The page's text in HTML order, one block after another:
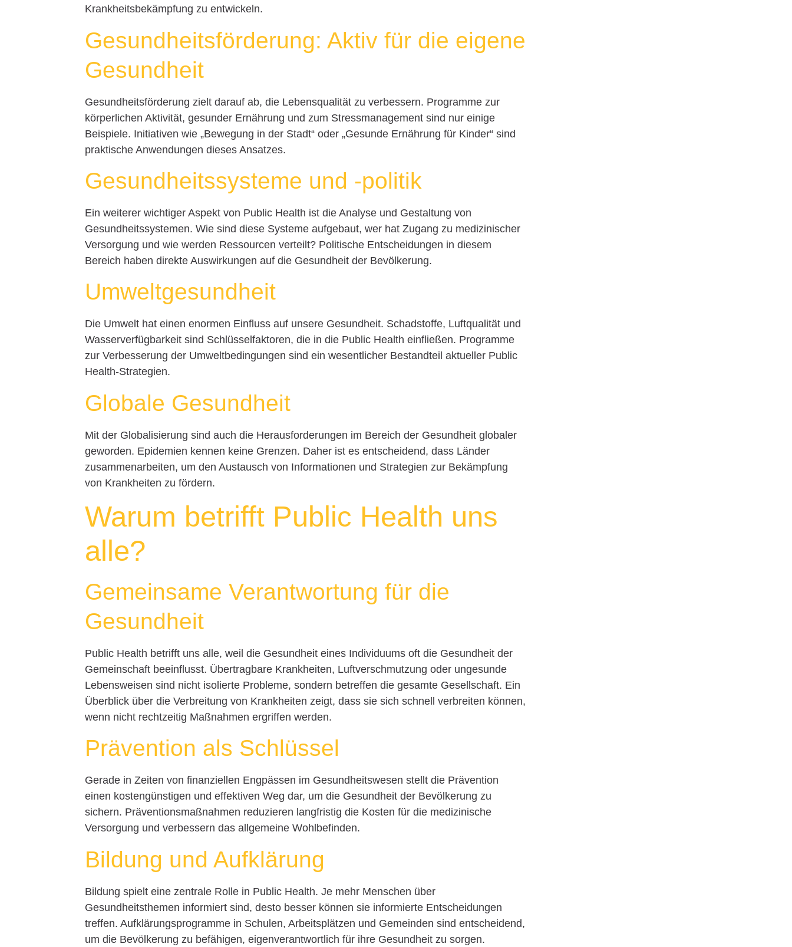
Krankheitsbekämpfung zu entwickeln.
Gesundheitsförderung: Aktiv für die eigene
Gesundheit
Gesundheitsförderung zielt darauf ab, die Lebensqualität zu verbessern. Programme zur
körperlichen Aktivität, gesunder Ernährung und zum Stressmanagement sind nur einige
Beispiele. Initiativen wie „Bewegung in der Stadt“ oder „Gesunde Ernährung für Kinder“ sind
praktische Anwendungen dieses Ansatzes.
Gesundheitssysteme und -politik
Ein weiterer wichtiger Aspekt von Public Health ist die Analyse und Gestaltung von
Gesundheitssystemen. Wie sind diese Systeme aufgebaut, wer hat Zugang zu medizinischer
Versorgung und wie werden Ressourcen verteilt? Politische Entscheidungen in diesem
Bereich haben direkte Auswirkungen auf die Gesundheit der Bevölkerung.
Umweltgesundheit
Die Umwelt hat einen enormen Einfluss auf unsere Gesundheit. Schadstoffe, Luftqualität und
Wasserverfügbarkeit sind Schlüsselfaktoren, die in die Public Health einfließen. Programme
zur Verbesserung der Umweltbedingungen sind ein wesentlicher Bestandteil aktueller Public
Health-Strategien.
Globale Gesundheit
Mit der Globalisierung sind auch die Herausforderungen im Bereich der Gesundheit globaler
geworden. Epidemien kennen keine Grenzen. Daher ist es entscheidend, dass Länder
zusammenarbeiten, um den Austausch von Informationen und Strategien zur Bekämpfung
von Krankheiten zu fördern.
Warum betrifft Public Health uns
alle?
Gemeinsame Verantwortung für die
Gesundheit
Public Health betrifft uns alle, weil die Gesundheit eines Individuums oft die Gesundheit der
Gemeinschaft beeinflusst. Übertragbare Krankheiten, Luftverschmutzung oder ungesunde
Lebensweisen sind nicht isolierte Probleme, sondern betreffen die gesamte Gesellschaft. Ein
Überblick über die Verbreitung von Krankheiten zeigt, dass sie sich schnell verbreiten können,
wenn nicht rechtzeitig Maßnahmen ergriffen werden.
Prävention als Schlüssel
Gerade in Zeiten von finanziellen Engpässen im Gesundheitswesen stellt die Prävention
einen kostengünstigen und effektiven Weg dar, um die Gesundheit der Bevölkerung zu
sichern. Präventionsmaßnahmen reduzieren langfristig die Kosten für die medizinische
Versorgung und verbessern das allgemeine Wohlbefinden.
Bildung und Aufklärung
Bildung spielt eine zentrale Rolle in Public Health. Je mehr Menschen über
Gesundheitsthemen informiert sind, desto besser können sie informierte Entscheidungen
treffen. Aufklärungsprogramme in Schulen, Arbeitsplätzen und Gemeinden sind entscheidend,
um die Bevölkerung zu befähigen, eigenverantwortlich für ihre Gesundheit zu sorgen.